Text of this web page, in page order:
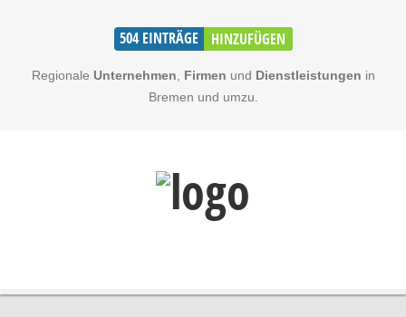
504 EINTRÄGE HINZUFÜGEN
Regionale Unternehmen Firmen und Dienstleistungen in
Bremen und umzu.